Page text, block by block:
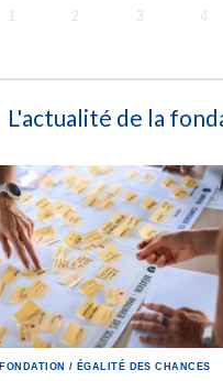
1 2 3 4
L'actualité de la
FONDATION / ÉGALITÉ DES CHANCES